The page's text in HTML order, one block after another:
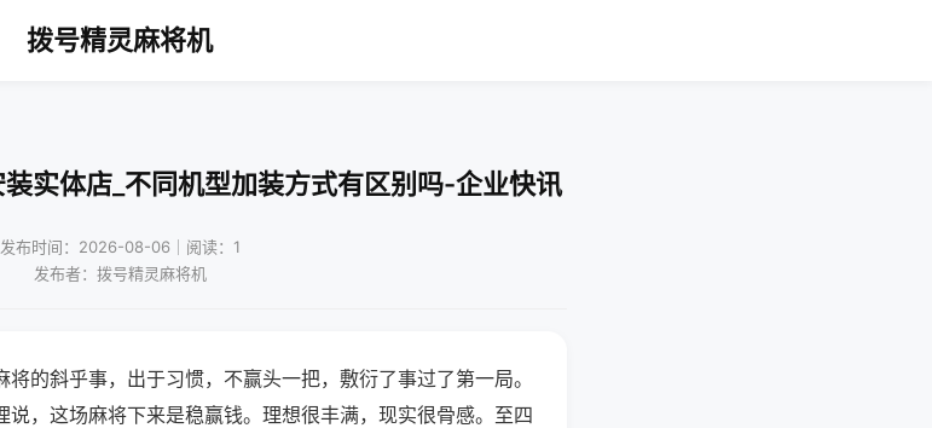
拨号精灵麻将机
实体店_不同机型加装方式有区别吗-企业快讯
发布时间：2026-08-06｜阅读：1
发布者：拨号精灵麻将机
的斜乎事，出于习惯，不赢头一把，敷衍了事过了第一局。
，这场麻将下来是稳赢钱。理想很丰满，现实很骨感。至四